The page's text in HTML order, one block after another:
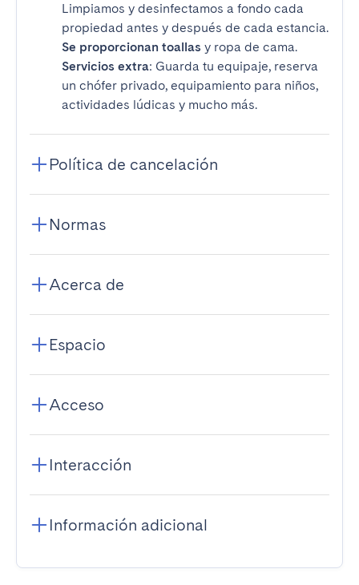
Limpiamos y desinfectamos a fondo cada
propiedad antes y después de cada estancia.
Se proporcionan toallas y ropa de cama.
Servicios extra: Guarda tu equipaje, reserva
un chófer privado, equipamiento para niños,
actividades lúdicas y mucho más.
Política de cancelación
Normas
Acerca de
Espacio
Acceso
Interacción
Información adicional